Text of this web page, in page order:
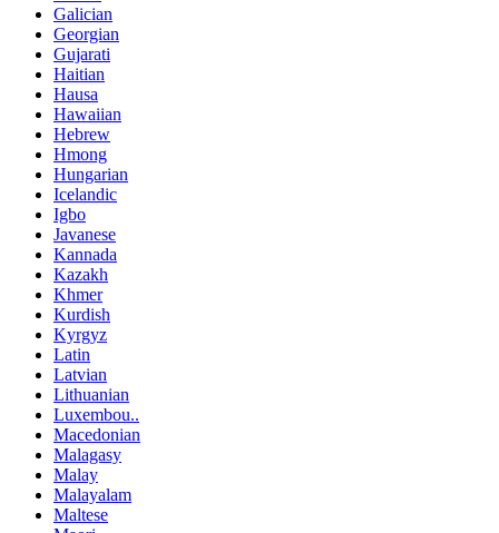
Galician
Georgian
Gujarati
Haitian
Hausa
Hawaiian
Hebrew
Hmong
Hungarian
Icelandic
Igbo
Javanese
Kannada
Kazakh
Khmer
Kurdish
Kyrgyz
Latin
Latvian
Lithuanian
Luxembou..
Macedonian
Malagasy
Malay
Malayalam
Maltese